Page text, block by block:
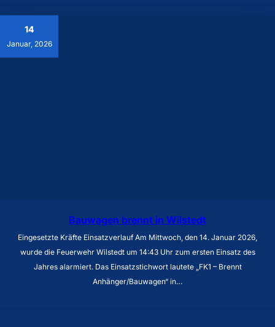
14
Januar, 2026
Bauwagen brennt in Wilstedt
Eingesetzte Kräfte Einsatzverlauf Am Mittwoch, den 14. Januar 2026,
wurde die Feuerwehr Wilstedt um 14:43 Uhr zum ersten Einsatz des
Jahres alarmiert. Das Einsatzstichwort lautete „FK1 – Brennt
Anhänger/Bauwagen“ in…